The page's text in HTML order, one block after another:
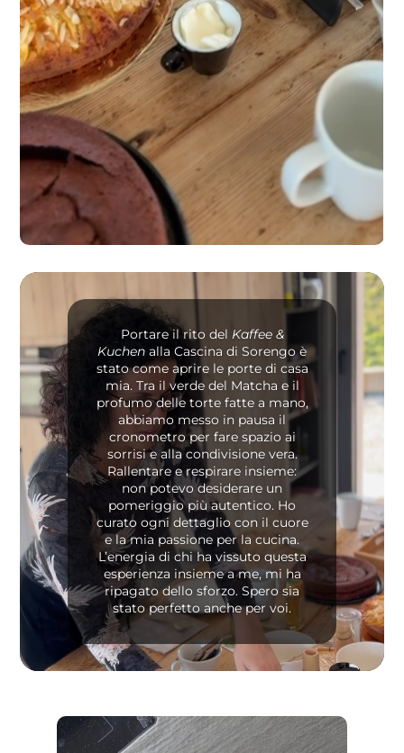
Portare il rito del Kaffee &
Kuchen alla Cascina di Sorengo è
stato come aprire le porte di casa
mia. Tra il verde del Matcha e il
profumo delle torte fatte a mano,
abbiamo messo in pausa il
cronometro per fare spazio ai
sorrisi e alla condivisione vera.
Rallentare e respirare insieme:
non potevo desiderare un
pomeriggio più autentico. Ho
curato ogni dettaglio con il cuore
e la mia passione per la cucina.
L’energia di chi ha vissuto questa
esperienza insieme a me, mi ha
ripagato dello sforzo. Spero sia
stato perfetto anche per voi.
Player